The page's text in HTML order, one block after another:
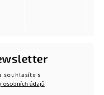
souhlasíte s
osobních údajů